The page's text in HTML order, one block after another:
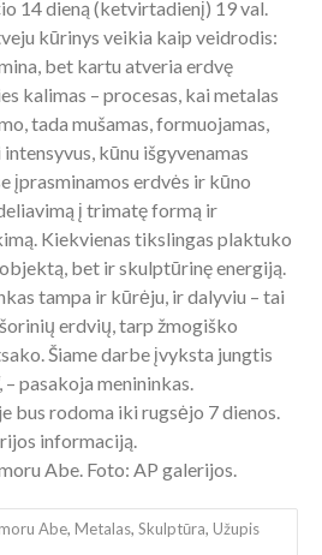
14 dieną (ketvirtadienį) 19 val.
kūrinys veikia kaip veidrodis:
bet kartu atveria erdvę
kalimas – procesas, kai metalas
tada mušamas, formuojamas,
kūnu išgyvenamas
įprasminamos erdvės ir kūno
į trimatę formą ir
Kiekvienas tikslingas plaktuko
bet ir skulptūrinę energiją.
tampa ir kūrėju, ir dalyviu – tai
erdvių, tarp žmogiško
Šiame darbe įvyksta jungtis
pasakoja menininkas.
bus rodoma iki rugsėjo 7 dienos.
informaciją.
Abe. Foto: AP galerijos.
Abe, Metalas, Skulptūra, Užupis